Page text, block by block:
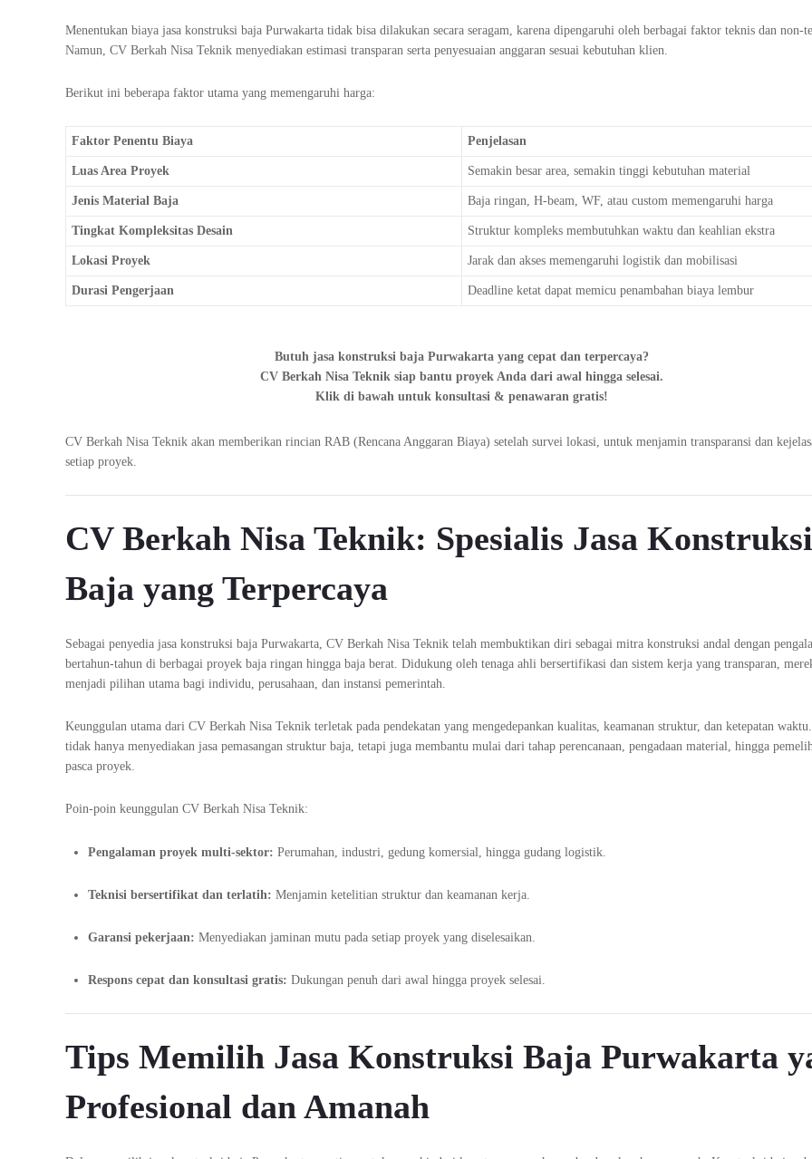
Menentukan biaya jasa konstruksi baja Purwakarta tidak bisa dilakukan secara seragam, karena dipengaruhi oleh berbagai faktor teknis dan non-
Namun, CV Berkah Nisa Teknik menyediakan estimasi transparan serta penyesuaian anggaran sesuai kebutuhan klien.
Berikut ini beberapa faktor utama yang memengaruhi harga:
Faktor Penentu Biaya Penjelasan
Luas Area Proyek Semakin besar area, semakin tinggi kebutuhan material
Jenis Material Baja Baja ringan, H-beam, WF, atau custom memengaruhi harga
Tingkat Kompleksitas Desain Struktur kompleks membutuhkan waktu dan keahlian ekstra
Lokasi Proyek Jarak dan akses memengaruhi logistik dan mobilisasi
Durasi Pengerjaan Deadline ketat dapat memicu penambahan biaya lembur
Butuh jasa konstruksi baja Purwakarta yang cepat dan terpercaya?
CV Berkah Nisa Teknik siap bantu proyek Anda dari awal hingga selesai.
Klik di bawah untuk konsultasi & penawaran gratis!
CV Berkah Nisa Teknik akan memberikan rincian RAB (Rencana Anggaran Biaya) setelah survei lokasi, untuk menjamin transparansi dan
setiap proyek.
CV Berkah Nisa Teknik: Spesialis Jasa Konstruksi
Baja yang Terpercaya
Sebagai penyedia jasa konstruksi baja Purwakarta, CV Berkah Nisa Teknik telah membuktikan diri sebagai mitra konstruksi andal dengan
bertahun-tahun di berbagai proyek baja ringan hingga baja berat. Didukung oleh tenaga ahli bersertifikasi dan sistem kerja yang transparan,
menjadi pilihan utama bagi individu, perusahaan, dan instansi pemerintah.
Keunggulan utama dari CV Berkah Nisa Teknik terletak pada pendekatan yang mengedepankan kualitas, keamanan struktur, dan ketepatan
tidak hanya menyediakan jasa pemasangan struktur baja, tetapi juga membantu mulai dari tahap perencanaan, pengadaan material, hingga
pasca proyek.
Poin-poin keunggulan CV Berkah Nisa Teknik:
Pengalaman proyek multi-sektor: Perumahan, industri, gedung komersial, hingga gudang logistik.
Teknisi bersertifikat dan terlatih: Menjamin ketelitian struktur dan keamanan kerja.
Garansi pekerjaan: Menyediakan jaminan mutu pada setiap proyek yang diselesaikan.
Respons cepat dan konsultasi gratis: Dukungan penuh dari awal hingga proyek selesai.
Tips Memilih Jasa Konstruksi Baja Purwakarta
Profesional dan Amanah